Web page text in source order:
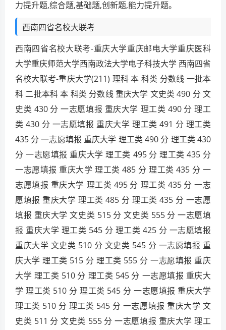
力提升题,综合题,基础题,创新题,能力提升题。
西南四省名校大联考
西南四省名校大联考-重庆大学重庆邮电大学重庆医科
大学重庆师范大学西南政法大学电子科技大学 西南四省
名校大联考-重庆大学(211) 理科 本 科类 分数线 一批本
科 二批本科 本 科类 分数线 重庆大学 文史类 490 分 文
史类 430 分 一志愿填报 重庆大学 理工类 490 分 理工
类 430 分 一志愿填报 重庆大学 理工类 491 分 理工类
435 分 一志愿填报 重庆大学 理工类 490 分 理工类 430
分 一志愿填报 重庆大学 理工类 495 分 理工类 435 分
一志愿填报 重庆大学 理工类 485 分 理工类 435 分 一
志愿填报 重庆大学 理工类 495 分 理工类 435 分 一志
愿填报 重庆大学 理工类 485 分 理工类 435 分 一志愿
填报 重庆大学 文史类 515 分 文史类 555 分 一志愿填
报 重庆大学 理工类 545 分 理工类 425 分 一志愿填报
重庆大学 文史类 510 分 文史类 545 分 一志愿填报 重
庆大学 理工类 515 分 理工类 555 分 一志愿填报 重庆
大学 理工类 510 分 理工类 545 分 一志愿填报 重庆大
学 理工类 510 分 理工类 545 分 一志愿填报 重庆大学
理工类 510 分 理工类 545 分 一志愿填报 重庆大学 文
史类 511 分 文史类 555 分 一志愿填报 重庆大学 理工